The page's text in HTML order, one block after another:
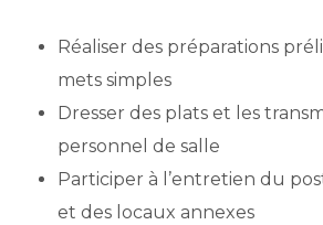
Réaliser des préparations
mets simples
Dresser des plats et les
personnel de salle
Participer à l’entretien du
et des locaux annexes